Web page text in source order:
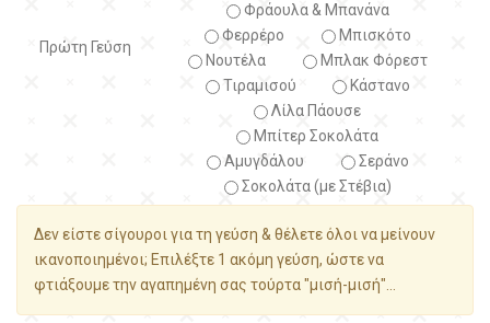
Πρώτη Γεύση
Φράουλα & Μπανάνα
Φερρέρο
Μπισκότο
Νουτέλα
Μπλακ Φόρεστ
Τιραμισού
Κάστανο
Λίλα Πάουσε
Μπίτερ Σοκολάτα
Αμυγδάλου
Σεράνο
Σοκολάτα (με Στέβια)
Δεν είστε σίγουροι για τη γεύση & θέλετε όλοι να μείνουν
ικανοποιημένοι; Επιλέξτε 1 ακόμη γεύση, ώστε να
φτιάξουμε την αγαπημένη σας τούρτα "μισή-μισή"...